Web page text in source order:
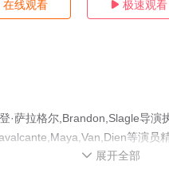
在线观看  极速观看
萨拉格尔,Brandon,Slagle导演
等演员
电影、电视猫或剧情网等平台了
 展开全部